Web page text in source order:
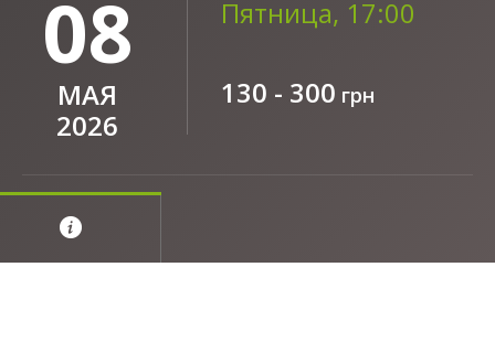
08
МАЯ
2026
Пятница, 17:00
130 - 300 грн